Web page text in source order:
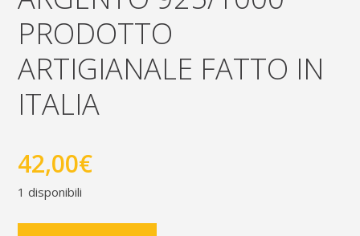
PRODOTTO
ARTIGIANALE FATTO IN
ITALIA
42,00€
1 disponibili